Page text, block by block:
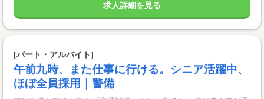
求人詳細を見る
[パート・アルバイト]
午前九時、また仕事に行ける。シニア活躍中、
ほぼ全員採用｜警備